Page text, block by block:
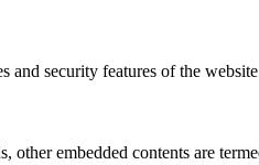
security features of the
embedded contents are